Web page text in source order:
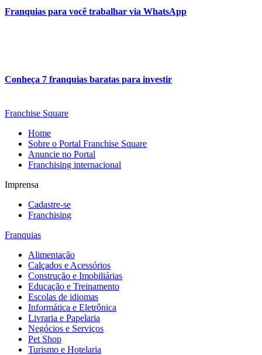
Franquias para você trabalhar via WhatsApp
Conheça 7 franquias baratas para investir
Franchise Square
Home
Sobre o Portal Franchise Square
Anuncie no Portal
Franchising internacional
Imprensa
Cadastre-se
Franchising
Franquias
Alimentação
Calçados e Acessórios
Construção e Imobiliárias
Educação e Treinamento
Escolas de idiomas
Informática e Eletrônica
Livraria e Papelaria
Negócios e Serviços
Pet Shop
Turismo e Hotelaria